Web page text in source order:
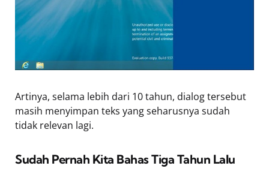
Artinya, selama lebih dari 10 tahun, dialog tersebut
masih menyimpan teks yang seharusnya sudah
tidak relevan lagi.
Sudah Pernah Kita Bahas Tiga Tahun Lalu